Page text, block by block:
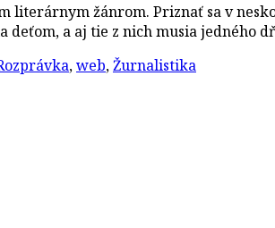
literárnym žánrom. Priznať sa v
deťom, a aj tie z nich musia jedného
,web,Žurnalistika